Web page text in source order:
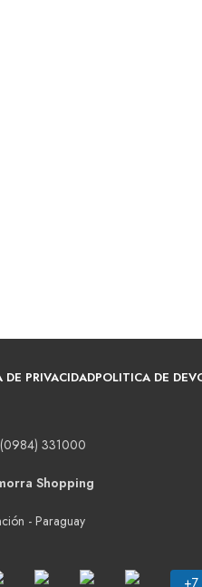
DE PRIVACIDADPOLITICA DE
331000
Shopping
- Paraguay